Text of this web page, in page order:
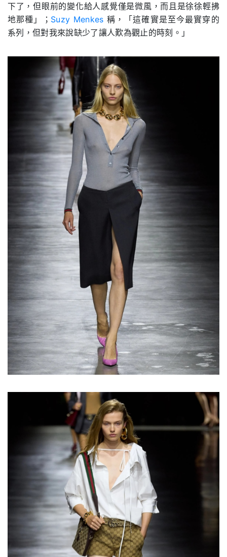
下了，但眼前的變化給人感覺僅是微風，而且是徐徐輕拂
地那種」； Suzy Menkes 稱，「這確實是至今最實穿的
系列，但對我來說缺少了讓人歎為觀止的時刻。」